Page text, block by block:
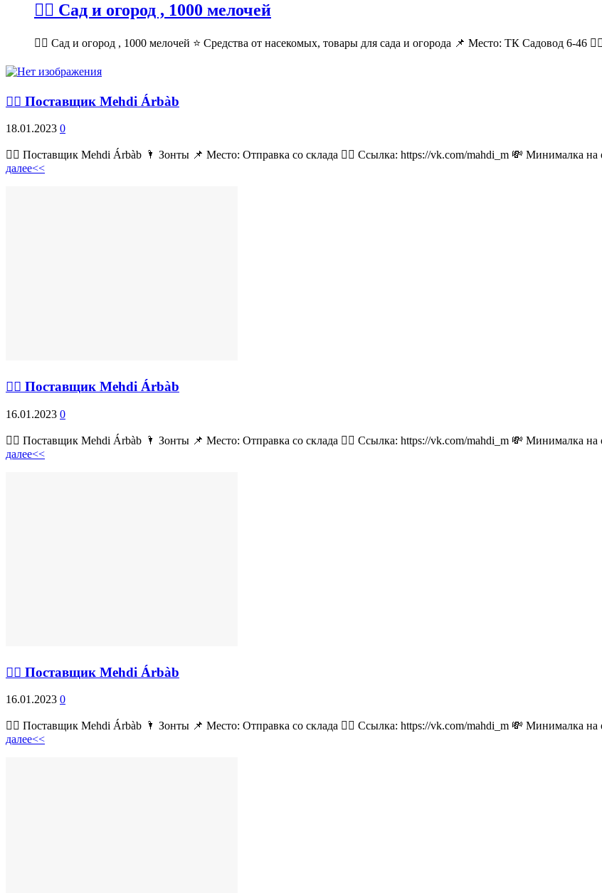
💁‍♂ Сад и огород , 1000 мелочей
💁‍♂ Сад и огород , 1000 мелочей ⭐ Средства от насекомых, товары для сада и огорода 📌 Место: ТК Садовод 6-46
💁‍♂ Поставщик Mehdi Árbàb
18.01.2023 0
💁‍♂ Поставщик Mehdi Árbàb 🌂 Зонты 📌 Место: Отправка со склада 👉🏻 Ссылка: https://vk.com/mahdi_m 💸 Минималка
далее<<
💁‍♂ Поставщик Mehdi Árbàb
16.01.2023 0
💁‍♂ Поставщик Mehdi Árbàb 🌂 Зонты 📌 Место: Отправка со склада 👉🏻 Ссылка: https://vk.com/mahdi_m 💸 Минималка
далее<<
💁‍♂ Поставщик Mehdi Árbàb
16.01.2023 0
💁‍♂ Поставщик Mehdi Árbàb 🌂 Зонты 📌 Место: Отправка со склада 👉🏻 Ссылка: https://vk.com/mahdi_m 💸 Минималка
далее<<